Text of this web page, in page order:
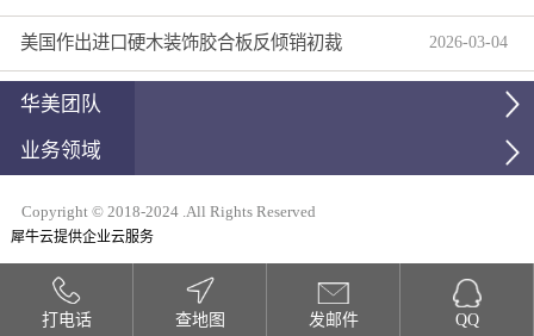
美国作出进口硬木装饰胶合板反倾销初裁 2026-03-04
华美团队
业务领域
Copyright © 2018-2024 .All Rights Reserved
犀牛云提供企业云服务
打电话 查地图 发邮件 QQ